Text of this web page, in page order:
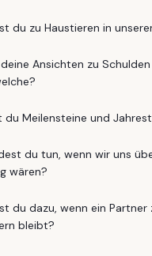
du zu Haustieren in
Ansichten zu
du Meilensteine und
du tun, wenn wir uns
wären?
du dazu, wenn ein Partner
bleibt?